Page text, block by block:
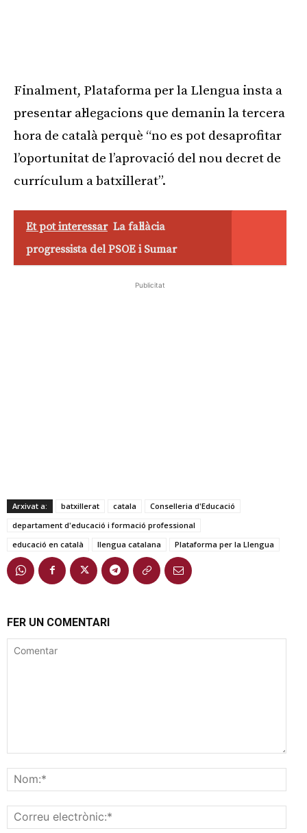
Finalment, Plataforma per la Llengua insta a
presentar al·legacions que demanin la tercera
hora de català perquè “no es pot desaprofitar
l’oportunitat de l’aprovació del nou decret de
currículum a batxillerat”.
Et pot interessar La fal·làcia
progressista del PSOE i Sumar
Publicitat
Arxivat a: batxillerat catala
Conselleria d'Educació
departament d'educació i formació professional
educació en català
llengua catalana Plataforma per la Llengua
FER UN COMENTARI